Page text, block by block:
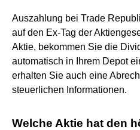
Auszahlung bei Trade
auf den Ex-Tag der
Aktie, bekommen Sie die
automatisch in Ihrem Depot
erhalten Sie auch eine
steuerlichen Informationen.
Welche Aktie hat den